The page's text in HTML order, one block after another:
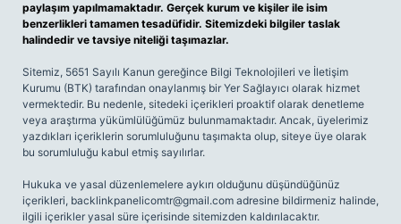
paylaşım yapılmamaktadır. Gerçek kurum ve kişiler ile isim
benzerlikleri tamamen tesadüfidir. Sitemizdeki bilgiler taslak
halindedir ve tavsiye niteliği taşımazlar.
Sitemiz, 5651 Sayılı Kanun gereğince Bilgi Teknolojileri ve İletişim
Kurumu (BTK) tarafından onaylanmış bir Yer Sağlayıcı olarak hizmet
vermektedir. Bu nedenle, sitedeki içerikleri proaktif olarak denetleme
veya araştırma yükümlülüğümüz bulunmamaktadır. Ancak, üyelerimiz
yazdıkları içeriklerin sorumluluğunu taşımakta olup, siteye üye olarak
bu sorumluluğu kabul etmiş sayılırlar.
Hukuka ve yasal düzenlemelere aykırı olduğunu düşündüğünüz
içerikleri, backlinkpanelicomtr@gmail.com adresine bildirmeniz halinde,
ilgili içerikler yasal süre içerisinde sitemizden kaldırılacaktır.